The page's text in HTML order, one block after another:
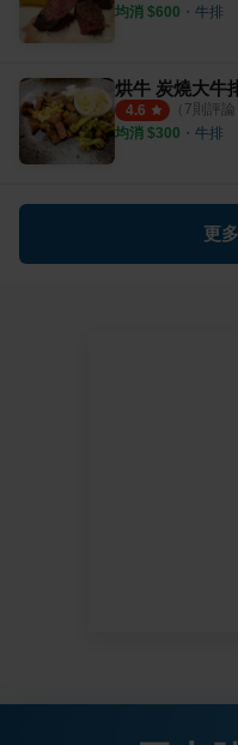
均消 $600 ・ 牛排
烘牛 炭燒大牛
4.6 （ 7則評論
均消 $300 ・ 牛排
更